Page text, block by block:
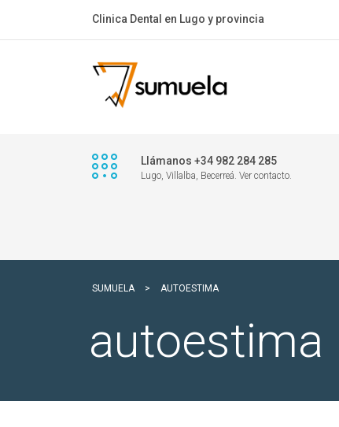
Clinica Dental en Lugo y provincia
Llámanos +34 982 284 285
Lugo, Villalba, Becerreá. Ver contacto.
SUMUELA > AUTOESTIMA
autoestima